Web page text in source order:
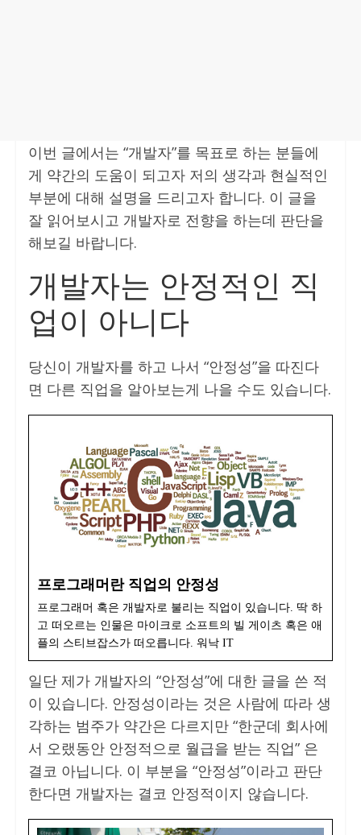
이번 글에서는 “개발자”를 목표로 하는 분들에
게 약간의 도움이 되고자 저의 생각과 현실적인
부분에 대해 설명을 드리고자 합니다. 이 글을
잘 읽어보시고 개발자로 전향을 하는데 판단을
해보길 바랍니다.
개발자는 안정적인 직
업이 아니다
당신이 개발자를 하고 나서 “안정성”을 따진다
면 다른 직업을 알아보는게 나을 수도 있습니다.
프로그래머란 직업의 안정성
프로그래머 혹은 개발자로 불리는 직업이 있습니다. 딱 하
고 떠오르는 인물은 마이크로 소프트의 빌 게이츠 혹은 애
플의 스티브잡스가 떠오릅니다. 워낙 IT
일단 제가 개발자의 “안정성”에 대한 글을 쓴 적
이 있습니다. 안정성이라는 것은 사람에 따라 생
각하는 범주가 약간은 다르지만 “한군데 회사에
서 오랬동안 안정적으로 월급을 받는 직업” 은
결코 아닙니다. 이 부분을 “안정성”이라고 판단
한다면 개발자는 결코 안정적이지 않습니다.